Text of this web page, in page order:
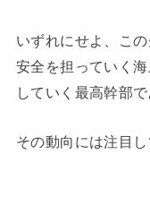
いずれにせよ、こ
安全を担っていく
していく最高幹部
その動向には注目